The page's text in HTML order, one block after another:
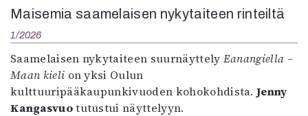
Maisemia saamelaisen nykytaiteen rinteiltä
1/2026
Saamelaisen nykytaiteen suurnäyttely Eanangiella –
Maan kieli on yksi Oulun
kulttuuripääkaupunkivuoden kohokohdista.Jenny
Kangasvuotutustui näyttelyyn.